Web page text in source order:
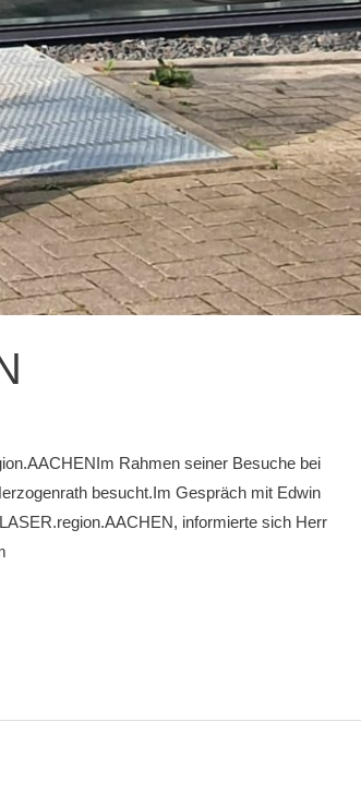
Rahmen seiner Besuche bei
besucht.Im Gespräch mit Edwin
informierte sich Herr